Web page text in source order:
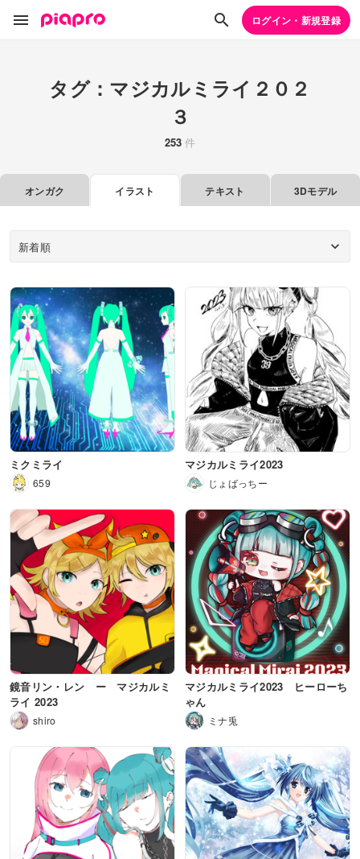
ログイン・新規登録
タグ：マジカルミライ２０２
３
253 件
オンガク イラスト テキスト 3Dモデル
新着順
ミクミライ
659
マジカルミライ2023
じょばっちー
鏡音リン・レン ー マジカルミ
ライ 2023
shiro
マジカルミライ2023 ヒーローち
ゃん
ミナ兎